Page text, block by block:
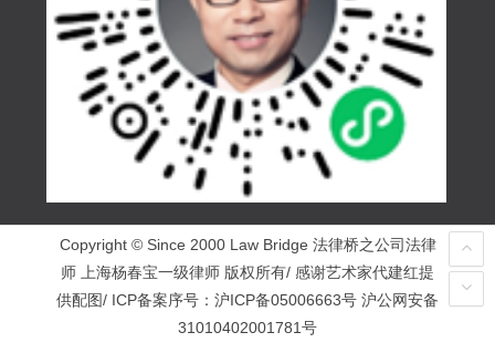
Copyright © Since 2000 Law Bridge 法律桥之公司法律
师 上海杨春宝一级律师 版权所有/ 感谢艺术家代建红提
供配图/ ICP备案序号： 沪ICP备05006663号 沪公网安备
31010402001781号